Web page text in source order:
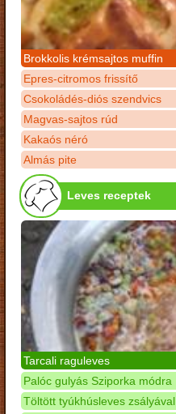
Brokkolis krémsajtos muffin
Epres-citromos frissítő
Csokoládés-diós szendvics
Magvas-sajtos rúd
Kakaós néró
Almás pite
Leves receptek
Tarcali raguleves
Palóc gulyás Sziporka módra
Töltött tyúkhúsleves zsályával